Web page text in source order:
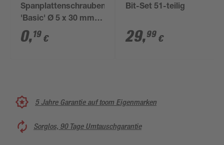
Spanplattenschrauben
'Basic' Ø 5 x 30 mm
TX
0,19 €
Bit-Set 51-teilig
29,99 €
5 Jahre Garantie auf toom Eigenmarken
Sorglos, 90 Tage Umtauschgarantie